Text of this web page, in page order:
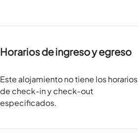
Horarios de ingreso y egreso
Este alojamiento no tiene los horarios
de check-in y check-out
especificados.